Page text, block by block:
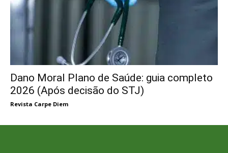
Dano Moral Plano de Saúde: guia completo
2026 (Após decisão do STJ)
Revista Carpe Diem